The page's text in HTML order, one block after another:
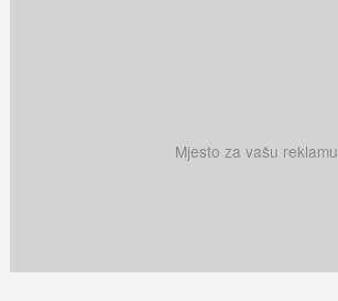
Mjesto za vašu reklamu